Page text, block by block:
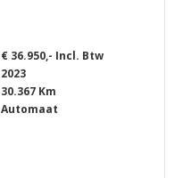
€ 36.950,- Incl. Btw
2023
30.367 Km
Automaat